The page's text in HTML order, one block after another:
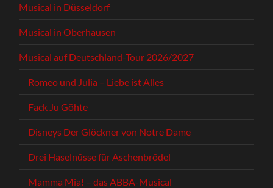
Musical in Düsseldorf
Musical in Oberhausen
Musical auf Deutschland-Tour 2026/2027
Romeo und Julia – Liebe ist Alles
Fack Ju Göhte
Disneys Der Glöckner von Notre Dame
Drei Haselnüsse für Aschenbrödel
Mamma Mia! – das ABBA-Musical